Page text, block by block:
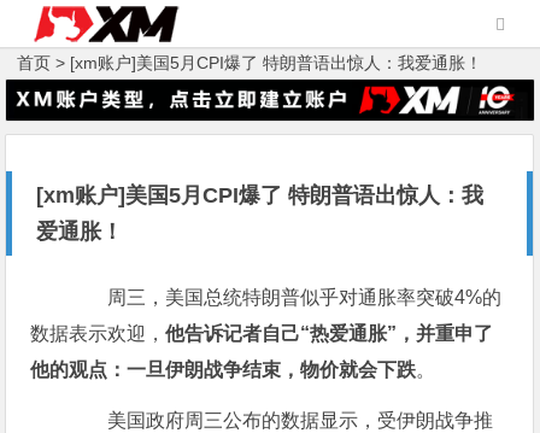
首页 > [xm账户]美国5月CPI爆了 特朗普语出惊人：我爱通胀！
[xm账户]美国5月CPI爆了 特朗普语出惊人：我
爱通胀！
周三，美国总统特朗普似乎对通胀率突破4%的
数据表示欢迎，他告诉记者自己“热爱通胀”，并重申了
他的观点：一旦伊朗战争结束，物价就会下跌。
美国政府周三公布的数据显示，受伊朗战争推